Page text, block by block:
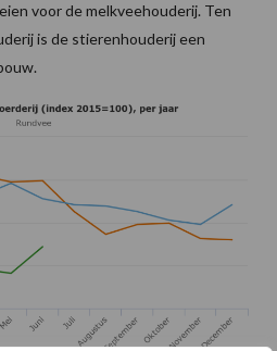
voor de melkveehouderij. Ten
is de stierenhouderij een